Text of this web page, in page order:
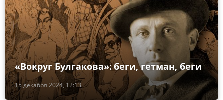
15 декабря 2024, 12:13
«Вокруг Булгакова»: беги, гетман, беги